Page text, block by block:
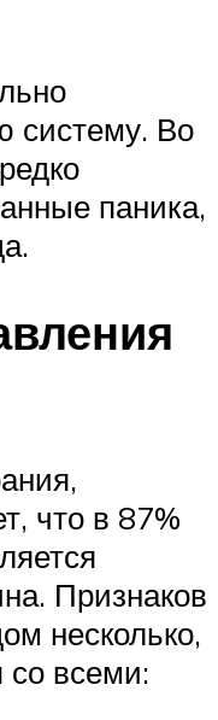
систему. Во
паника,
что в 87%
Признаков
несколько,
со всеми: